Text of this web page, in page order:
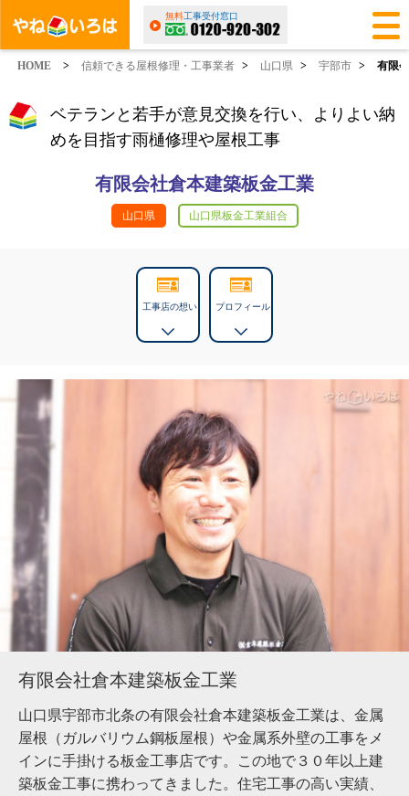
無料工事受付窓口
HOME > 信頼できる屋根修理・工事業者 > 山口県 > 宇部市 > 有限
ベテランと若手が意見交換を行い、よりよい納
めを目指す雨樋修理や屋根工事
有限会社倉本建築板金工業
山口県 山口県板金工業組合
工事店の想い プロフィール
有限会社倉本建築板金工業
山口県宇部市北条の有限会社倉本建築板金工業は、金属
屋根（ガルバリウム鋼板屋根）や金属系外壁の工事をメ
インに手掛ける板金工事店です。この地で３０年以上建
築板金工事に携わってきました。住宅工事の高い実績、